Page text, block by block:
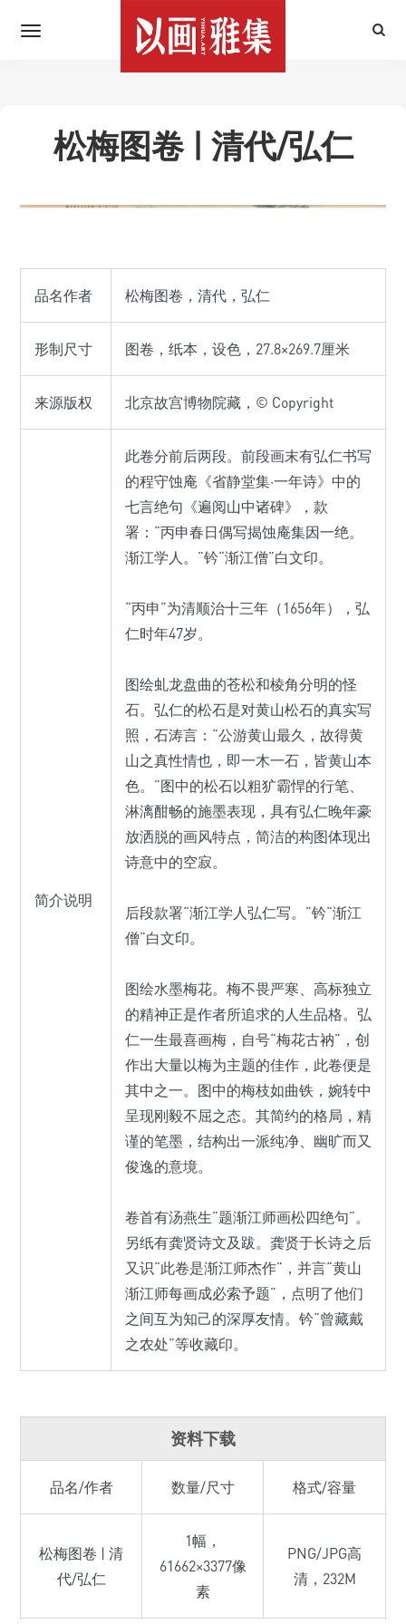
松梅图卷 | 清代/弘仁
品名作者 松梅图卷，清代，弘仁
形制尺寸 图卷，纸本，设色，27.8×269.7厘米
来源版权 北京故宫博物院藏，© Copyright
简介说明
此卷分前后两段。前段画末有弘仁书写
的程守蚀庵《省静堂集·一年诗》中的
七言绝句《遍阅山中诸碑》，款
署：“丙申春日偶写揭蚀庵集因一绝。
渐江学人。”钤“渐江僧”白文印。
“丙申”为清顺治十三年（1656年），弘
仁时年47岁。
图绘虬龙盘曲的苍松和棱角分明的怪
石。弘仁的松石是对黄山松石的真实写
照，石涛言：“公游黄山最久，故得黄
山之真性情也，即一木一石，皆黄山本
色。”图中的松石以粗犷霸悍的行笔、
淋漓酣畅的施墨表现，具有弘仁晚年豪
放洒脱的画风特点，简洁的构图体现出
诗意中的空寂。
后段款署“渐江学人弘仁写。”钤“渐江
僧”白文印。
图绘水墨梅花。梅不畏严寒、高标独立
的精神正是作者所追求的人生品格。弘
仁一生最喜画梅，自号“梅花古衲”，创
作出大量以梅为主题的佳作，此卷便是
其中之一。图中的梅枝如曲铁，婉转中
呈现刚毅不屈之态。其简约的格局，精
谨的笔墨，结构出一派纯净、幽旷而又
俊逸的意境。
卷首有汤燕生“题渐江师画松四绝句”。
另纸有龚贤诗文及跋。龚贤于长诗之后
又识“此卷是渐江师杰作”，并言“黄山
渐江师每画成必索予题”，点明了他们
之间互为知己的深厚友情。钤“曾藏戴
之农处”等收藏印。
资料下载
品名/作者 数量/尺寸 格式/容量
松梅图卷 | 清
代/弘仁
1幅，
61662×3377像
素
PNG/JPG高
清，232M